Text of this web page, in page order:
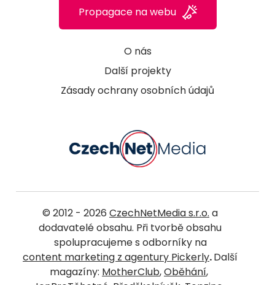
O nás
Další projekty
Zásady ochrany osobních údajů
Propagace na webu
© 2012 - 2026 CzechNetMedia s.r.o. a
dodavatelé obsahu. Při tvorbě obsahu
spolupracujeme s odborníky na
content marketing z agentury Pickerly.Další
magazíny: MotherClub,Oběhání,